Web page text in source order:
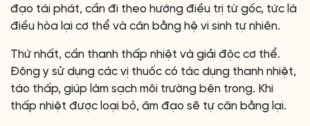
đạo tái phát, cần đi theo hướng điều trị từ gốc, tức là
điều hòa lại cơ thể và cân bằng hệ vi sinh tự nhiên.
Thứ nhất, cần thanh thấp nhiệt và giải độc cơ thể.
Đông y sử dụng các vị thuốc có tác dụng thanh nhiệt,
táo thấp, giúp làm sạch môi trường bên trong. Khi
thấp nhiệt được loại bỏ, âm đạo sẽ tự cân bằng lại.